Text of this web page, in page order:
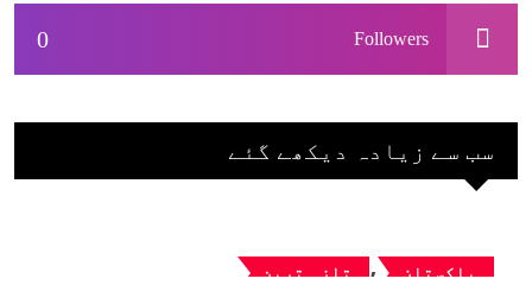
0 Followers
سب سے زیادہ دیکھے گئے
پاکستان , تازہ ترین